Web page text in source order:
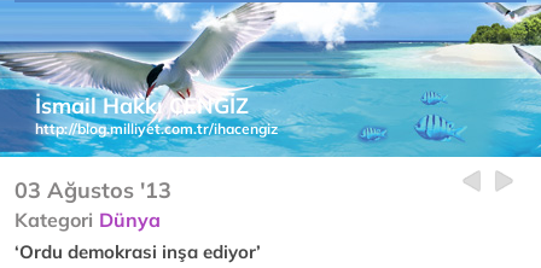
İsmail Hakkı CENGİZ
http://blog.milliyet.com.tr/ihacengiz
03 Ağustos '13
Kategori Dünya
‘Ordu demokrasi inşa ediyor’